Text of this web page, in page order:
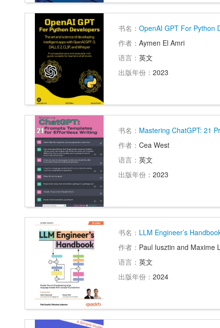
书名： OpenAI GPT For Python
作者： Aymen El Amri
语言： 英文
出版年份： 2023
书名： Mastering ChatGPT: 21
作者： Cea West
语言： 英文
出版年份： 2023
书名： LLM Engineer’s
作者： Paul Iusztin and Maxime
语言： 英文
出版年份： 2024